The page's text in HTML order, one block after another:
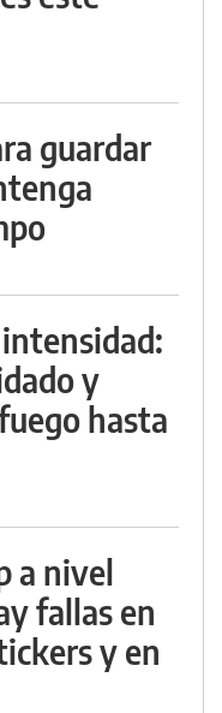
guardar
y
hasta
a nivel
fallas en
y en